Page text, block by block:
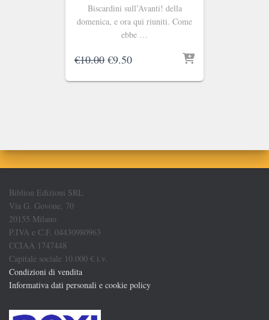
Biscardini sull’Avanti! della
domenica, e ora qui riuniti. Come
ebbe …
€10.00 Il
originale
€9.50Il
attuale
Biblion Edizioni SRL
Via G. Govone, 70
20155 Milano
P.IVA e C.F. 04430980963
CCIAA 1747448
Capitale sociale 10.000 € i.v.
Condizioni di vendita
Informativa dati personali e cookie policy